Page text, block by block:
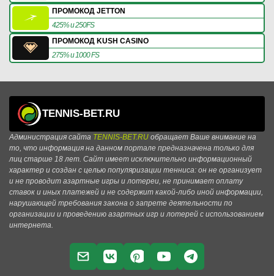
ПРОМОКОД JETTON
425% и 250FS
ПРОМОКОД KUSH CASINO
275% и 1000 FS
TENNIS-BET.RU
Администрация сайта TENNIS-BET.RU обращает Ваше внимание на
то, что информация на данном портале предназначена только для
лиц старше 18 лет. Сайт имеет исключительно информационный
характер и создан с целью популяризации тенниса: он не организует
и не проводит азартные игры и лотереи, не принимает оплату
ставок и иных платежей и не содержит какой-либо иной информации,
нарушающей требования закона о запрете деятельности по
организации и проведению азартных игр и лотерей с использованием
интернета.